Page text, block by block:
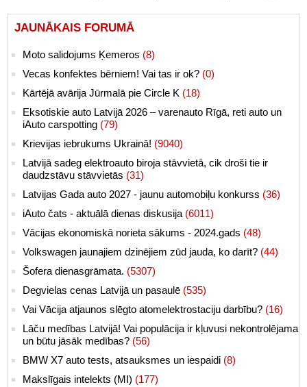
JAUNĀKAIS FORUMĀ
Moto salidojums Ķemeros (8)
Vecas konfektes bērniem! Vai tas ir ok? (0)
Kārtējā avārija Jūrmalā pie Circle K (18)
Eksotiskie auto Latvijā 2026 – varenauto Rīgā, reti auto un
iAuto carspotting (79)
Krievijas iebrukums Ukrainā! (9040)
Latvijā sadeg elektroauto biroja stāvvietā, cik droši tie ir
daudzstāvu stāvvietās (31)
Latvijas Gada auto 2027 - jaunu automobiļu konkurss (36)
iAuto čats - aktuālā dienas diskusija (6011)
Vācijas ekonomiskā norieta sākums - 2024.gads (48)
Volkswagen jaunajiem dzinējiem zūd jauda, ko darīt? (44)
Šofera dienasgrāmata. (5307)
Degvielas cenas Latvijā un pasaulē (535)
Vai Vācija atjaunos slēgto atomelektrostaciju darbību? (16)
Lāču medības Latvijā! Vai populācija ir kļuvusi nekontrolējama
un būtu jāsāk medības? (56)
BMW X7 auto tests, atsauksmes un iespaidi (8)
Makslīgais intelekts (MI) (177)